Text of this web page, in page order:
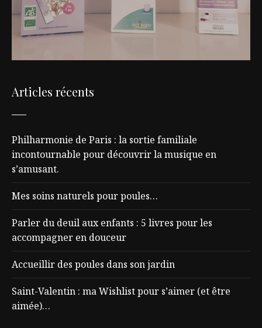
Articles récents
Philharmonie de Paris : la sortie familiale
incontournable pour découvrir la musique en
s’amusant.
Mes soins naturels pour poules…
Parler du deuil aux enfants : 5 livres pour les
accompagner en douceur
Accueillir des poules dans son jardin
Saint-Valentin : ma Wishlist pour s’aimer (et être
aimée)…